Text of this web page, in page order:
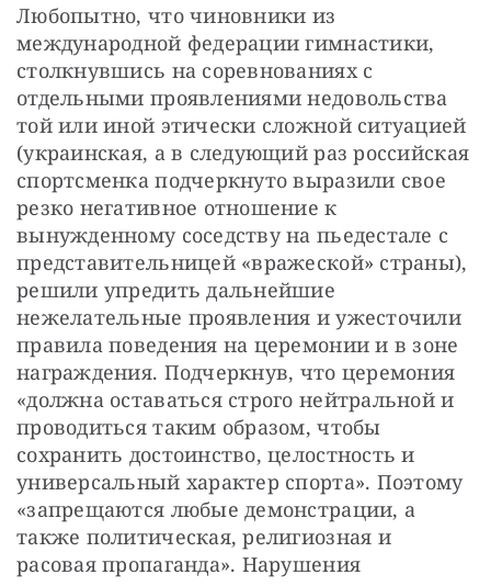
Любопытно, что чиновники из
международной федерации гимнастики,
столкнувшись на соревнованиях с
отдельными проявлениями недовольства
той или иной этически сложной ситуацией
(украинская, а в следующий раз российская
спортсменка подчеркнуто выразили свое
резко негативное отношение к
вынужденному соседству на пьедестале с
представительницей «вражеской» страны),
решили упредить дальнейшие
нежелательные проявления и ужесточили
правила поведения на церемонии и в зоне
награждения. Подчеркнув, что церемония
«должна оставаться строго нейтральной и
проводиться таким образом, чтобы
сохранить достоинство, целостность и
универсальный характер спорта». Поэтому
«запрещаются любые демонстрации, а
также политическая, религиозная и
расовая пропаганда». Нарушения